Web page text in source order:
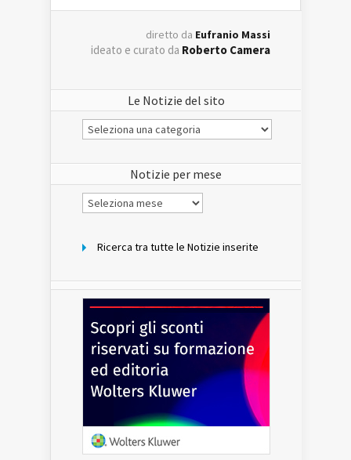
diretto da Eufranio Massi
ideato e curato da Roberto Camera
Le Notizie del sito
Le
Notizie
Notizie per mese
Notizie
per
Ricerca tra tutte le Notizie inserite